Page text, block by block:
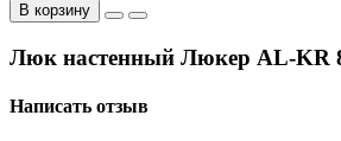
В корзину
Люк настенный Люкер AL-KR
Написать отзыв